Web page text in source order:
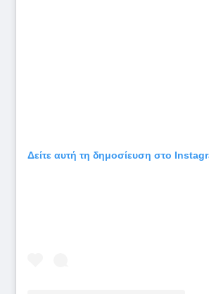
Δείτε αυτή τη δημοσίευση στο